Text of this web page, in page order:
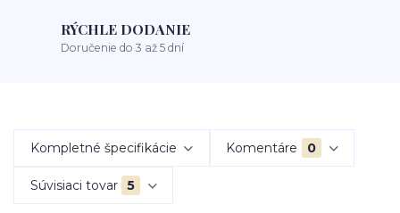
RÝCHLE DODANIE
Doručenie do 3 až 5 dní
Kompletné špecifikácie Komentáre 0
Súvisiaci tovar 5